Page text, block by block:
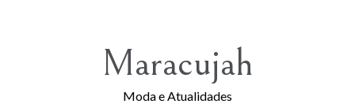
Maracujah
Moda e Atualidades